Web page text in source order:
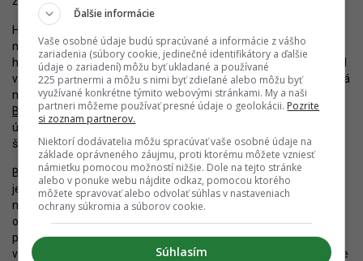
HB Reavis ešte pred svojim odchodom postupoval v príprave
niekoľkých zámerov (napokon, vypovoľované projekty sú
hodnotnejšie). Keďže ešte pred svojim koncom v Bratislave ohlásil
vstup do rezidenčného segmentu, viaceré uvažované bizniscentrá
nahradili polyfunkčné bytové komplexy. Príkladom súNová
Bottova a Chalupkova Residence, ktoré už pracujú na zisku
územného rozhodnutia a stavebného povolenia. V pokročilom
štádiu prípravy je aj prvá časť Mlynské Nivy Košická.
Bolo by nelogické, keby nový investor radikálne menil koncept
jednotlivých projektov. Podľa doteraz známych informácií sú tieto
nastavené vcelku rozumne s ohľadom na lokalitu. Malo by ísť
o nadštandardné realizácie od kvalitných architektov, s lepším
prevedením, aktívnym parterom a dobrou úrovňou úpravy
verejných priestranstiev. Bývanie bude určené pravdepodobne pre
Ďalšie informácie
Vaše osobné údaje budú spracúvané a informácie z vášho
zariadenia (súbory cookie, jedinečné identifikátory a ďalšie
údaje o zariadení) môžu byť ukladané a používané
225 partnermi a môžu s nimi byť zdieľané alebo môžu byť
využívané konkrétne týmito webovými stránkami. My a naši
partneri môžeme používať presné údaje o geolokácii. Pozrite
si zoznam partnerov.
Niektorí dodávatelia môžu spracúvať vaše osobné údaje na
základe oprávneného záujmu, proti ktorému môžete vzniesť
námietku pomocou možností nižšie. Dole na tejto stránke
alebo v ponuke webu nájdite odkaz, pomocou ktorého
môžete spravovať alebo odvolať súhlas v nastaveniach
ochrany súkromia a súborov cookie.
Súhlasím